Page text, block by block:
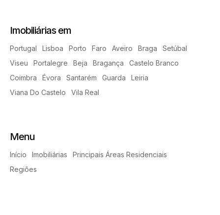
Imobiliárias em
Portugal Lisboa Porto Faro Aveiro Braga
Setúbal
Viseu
Portalegre Beja Bragança
Castelo Branco
Coimbra
Évora Santarém Guarda
Leiria
Viana Do Castelo
Vila Real
Menu
Início Imobiliárias
Principais Áreas Residenciais
Regiões